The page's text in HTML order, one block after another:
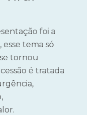
foi a
esse tema só
tornou
é tratada